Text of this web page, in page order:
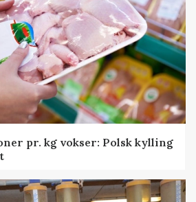
pr. kg vokser: Polsk kylling